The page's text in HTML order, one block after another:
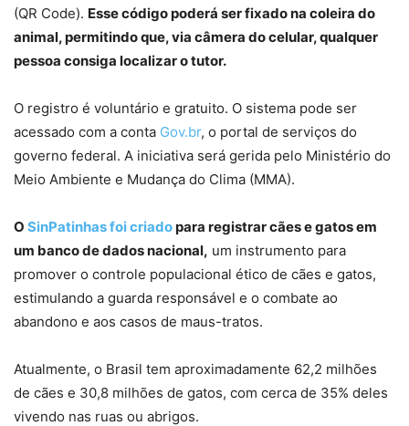
(QR Code). Esse código poderá ser fixado na coleira do
animal, permitindo que, via câmera do celular, qualquer
pessoa consiga localizar o tutor.
O registro é voluntário e gratuito. O sistema pode ser
acessado com a conta Gov.br, o portal de serviços do
governo federal. A iniciativa será gerida pelo Ministério do
Meio Ambiente e Mudança do Clima (MMA).
O SinPatinhas foi criadopara registrar cães e gatos em
um banco de dados nacional, um instrumento para
promover o controle populacional ético de cães e gatos,
estimulando a guarda responsável e o combate ao
abandono e aos casos de maus-tratos.
Atualmente, o Brasil tem aproximadamente 62,2 milhões
de cães e 30,8 milhões de gatos, com cerca de 35% deles
vivendo nas ruas ou abrigos.